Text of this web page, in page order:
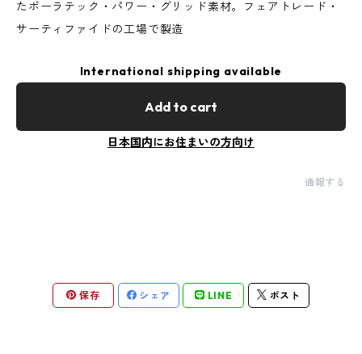
たポーラテック・パワー・グリッド素材。フェアトレード・
サーティファイドの工場で製造
International shipping available
Add to cart
日本国内にお住まいの方向け
通報する
保存 シェア LINE ポスト